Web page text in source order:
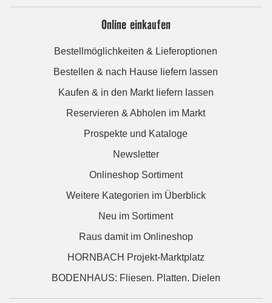
Online einkaufen
Bestellmöglichkeiten & Lieferoptionen
Bestellen & nach Hause liefern lassen
Kaufen & in den Markt liefern lassen
Reservieren & Abholen im Markt
Prospekte und Kataloge
Newsletter
Onlineshop Sortiment
Weitere Kategorien im Überblick
Neu im Sortiment
Raus damit im Onlineshop
HORNBACH Projekt-Marktplatz
BODENHAUS: Fliesen. Platten. Dielen